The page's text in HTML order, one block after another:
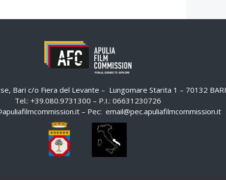
Bari c/o Fiera del Levante – Lungomare Starita 1 – 70132 BARI
Tel.: +39.080.9731300 – P.I.: 06631230726
– Pec: email@pec.apuliafilmcommission.it